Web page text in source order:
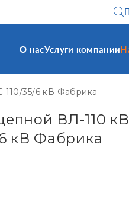
О насУслуги компании
35/6 кВ Фабрика
ВЛ-110
кВ Фабрика